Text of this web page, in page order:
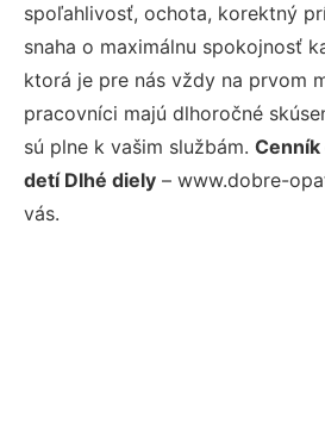
spoľahlivosť, ochota, korektný
snaha o maximálnu spokojnosť
ktorá je pre nás vždy na prvom
pracovníci majú dlhoročné
sú plne k vašim službám.
detí Dlhé diely – www.dobre-
vás.